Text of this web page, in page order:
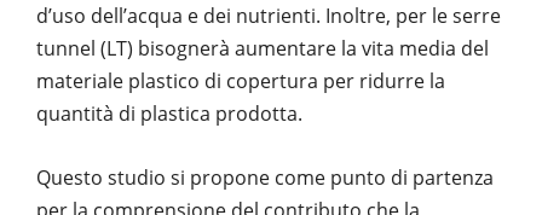
d’uso dell’acqua e dei nutrienti. Inoltre, per le serre
tunnel (LT) bisognerà aumentare la vita media del
materiale plastico di copertura per ridurre la
quantità di plastica prodotta.
Questo studio si propone come punto di partenza